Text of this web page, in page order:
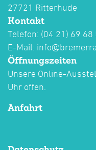
27721 Ritterhude
Kontakt
Telefon: (04 21) 69 68
E-Mail:
Öffnungszeiten
Unsere Online-
Uhr offen.
Anfahrt